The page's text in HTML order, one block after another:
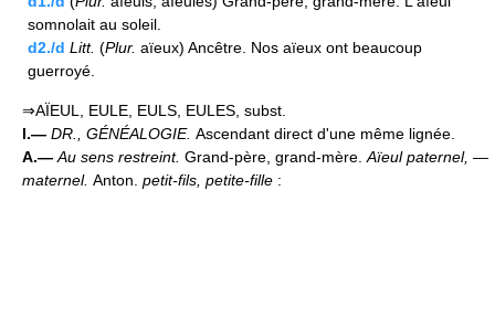
somnolait au soleil.
d2./d Litt. (Plur. aïeux) Ancêtre. Nos aïeux ont beaucoup
guerroyé.
⇒AÏEUL, EULE, EULS, EULES, subst.
I.— DR., GÉNÉALOGIE. Ascendant direct d'une même lignée.
A.— Au sens restreint. Grand-père, grand-mère. Aïeul paternel, —
maternel. Anton. petit-fils, petite-fille :